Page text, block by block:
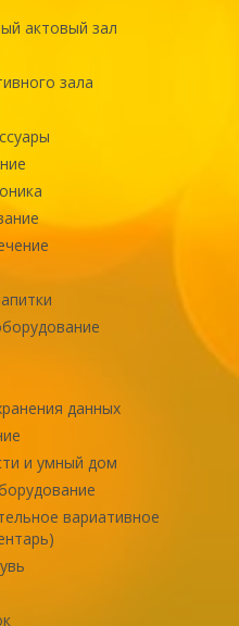
актовый зал
зала
данных
и умный дом
вариативное